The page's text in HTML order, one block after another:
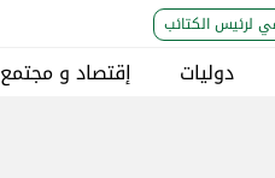
لرئيس الكتائب
دوليات إقتصاد و مجتمع